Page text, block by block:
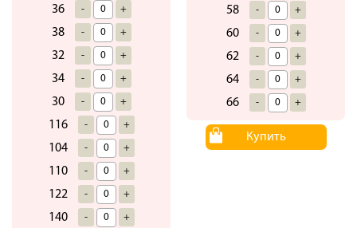
36 - +
38 - +
32 - +
34 - +
30 - +
116 - +
104 - +
110 - +
122 - +
140 - +
58 - +
60 - +
62 - +
64 - +
66 - +
Купить